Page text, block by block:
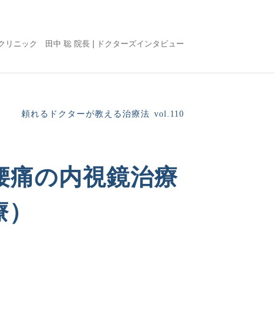
リニック 田中 聡 院長 | ドクターズインタビュー
頼れるドクターが教える治療法 vol.110
痛の内視鏡治療